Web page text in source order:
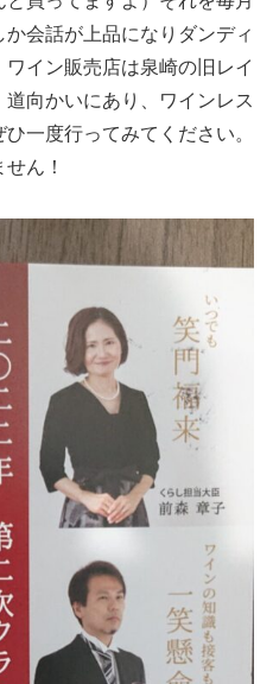
会話が上品になりダンディ
イン販売店は泉崎の旧レイ
向かいにあり、ワインレス
一度行ってみてください。
ん！